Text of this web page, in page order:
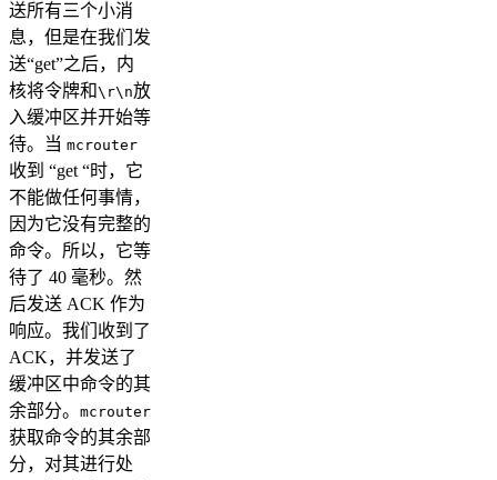
送所有三个小消
息，但是在我们发
送“get”之后，内
核将令牌和\r\n放
入缓冲区并开始等
待。当 mcrouter
收到 “get “时，它
不能做任何事情，
因为它没有完整的
命令。所以，它等
待了 40 毫秒。然
后发送 ACK 作为
响应。我们收到了
ACK，并发送了
缓冲区中命令的其
余部分。 mcrouter
获取命令的其余部
分，对其进行处